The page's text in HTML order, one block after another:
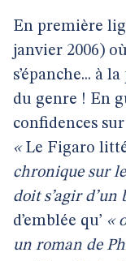
En première
janvier 2006)
s’épanche... à
du genre ! En
confidences
« Le Figaro
chronique sur
doit s’agir d’un
d’emblée qu’ «
un roman de